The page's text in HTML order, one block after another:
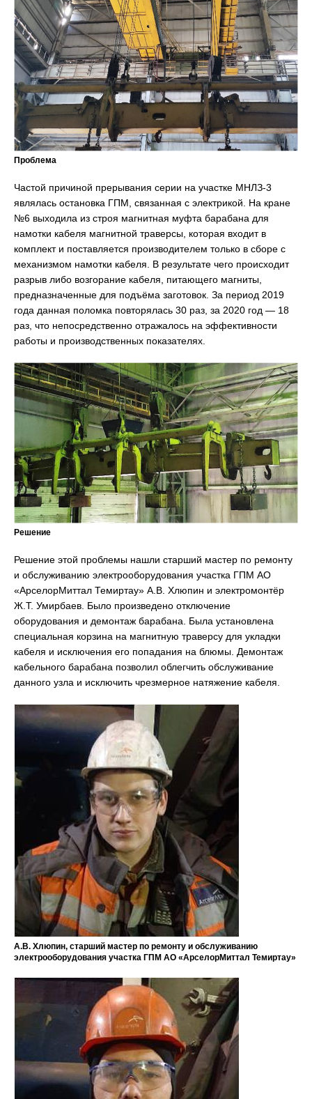
Проблема
Частой причиной прерывания серии на участке МНЛЗ-3
являлась остановка ГПМ, связанная с электрикой. На кране
№6 выходила из строя магнитная муфта барабана для
намотки кабеля магнитной траверсы, которая входит в
комплект и поставляется производителем только в сборе с
механизмом намотки кабеля. В результате чего происходит
разрыв либо возгорание кабеля, питающего магниты,
предназначенные для подъёма заготовок. За период 2019
года данная поломка повторялась 30 раз, за 2020 год — 18
раз, что непосредственно отражалось на эффективности
работы и производственных показателях.
Решение
Решение этой проблемы нашли старший мастер по ремонту
и обслуживанию электрооборудования участка ГПМ АО
«АрселорМиттал Темиртау» А.В. Хлюпин и электромонтёр
Ж.Т. Умирбаев. Было произведено отключение
оборудования и демонтаж барабана. Была установлена
специальная корзина на магнитную траверсу для укладки
кабеля и исключения его попадания на блюмы. Демонтаж
кабельного барабана позволил облегчить обслуживание
данного узла и исключить чрезмерное натяжение кабеля.
А.В. Хлюпин, старший мастер по ремонту и обслуживанию
электрооборудования участка ГПМ АО «АрселорМиттал Темиртау»